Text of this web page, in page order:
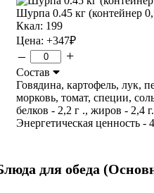
Шурпа 0.45 кг (контейнер
Ккал: 199
Цена: +347₽
– +
Состав
Говядина, картофель, лук,
морковь, томат, специи,
белков - 2,2 г ., жиров - 2,4
Энергетическая ценность -
для обеда